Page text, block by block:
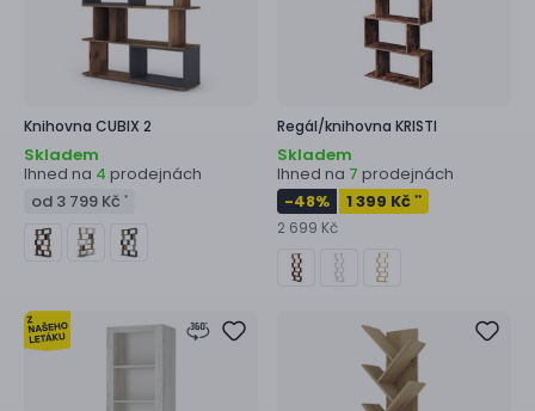
Knihovna CUBIX 2
Skladem
Ihned na 4 prodejnách
od 3 799 Kč *
Regál/knihovna KRISTI
Skladem
Ihned na 7 prodejnách
-48% 1 399 Kč **
2 699 Kč